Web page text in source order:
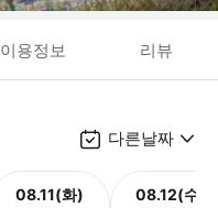
이용정보 리뷰
다른날짜
08.11(화) 08.12(수)